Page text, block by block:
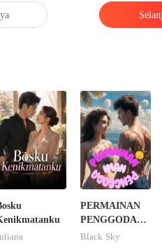
PERMAINAN
PENGGODA
IMAN
Black Sky